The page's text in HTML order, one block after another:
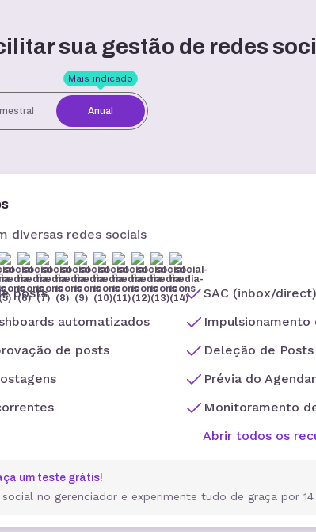
sua gestão de redes
Anual
Mais indicado
diversas redes sociais
posts
SAC (inbox/direct)
automatizados
Impulsionamento
de posts
Deleção de Posts
Prévia do
Monitoramento
Abrir todos os
um teste grátis!
no gerenciador e experimente tudo de graça por 14